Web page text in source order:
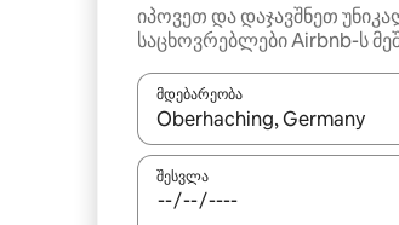
იპოვეთ და დაჯავშნეთ
საცხოვრებლები Airbnb-ს
მდებარეობა
როცა შედეგები
შესვლა